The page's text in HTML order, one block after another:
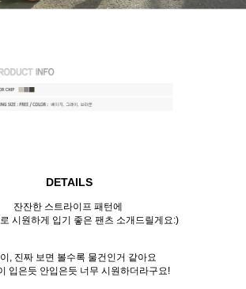
DETAILS
잔잔한 스트라이프 패턴에
시원하게 입기 좋은 팬츠 소개드릴게요:)
, 진짜 보면 볼수록 물건인거 같아요
입은듯 안입은듯 너무 시원하더라구요!